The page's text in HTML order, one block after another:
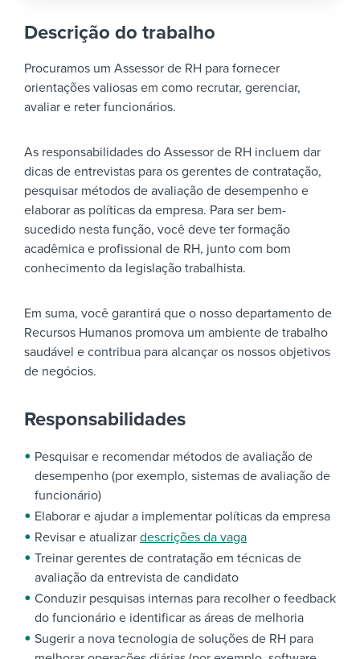
Descrição do trabalho
Procuramos um Assessor de RH para fornecer
orientações valiosas em como recrutar, gerenciar,
avaliar e reter funcionários.
As responsabilidades do Assessor de RH incluem dar
dicas de entrevistas para os gerentes de contratação,
pesquisar métodos de avaliação de desempenho e
elaborar as políticas da empresa. Para ser bem-
sucedido nesta função, você deve ter formação
acadêmica e profissional de RH, junto com bom
conhecimento da legislação trabalhista.
Em suma, você garantirá que o nosso departamento de
Recursos Humanos promova um ambiente de trabalho
saudável e contribua para alcançar os nossos objetivos
de negócios.
Responsabilidades
Pesquisar e recomendar métodos de avaliação de
desempenho (por exemplo, sistemas de avaliação de
funcionário)
Elaborar e ajudar a implementar políticas da empresa
Revisar e atualizar descrições da vaga
Treinar gerentes de contratação em técnicas de
avaliação da entrevista de candidato
Conduzir pesquisas internas para recolher o feedback
do funcionário e identificar as áreas de melhoria
Sugerir a nova tecnologia de soluções de RH para